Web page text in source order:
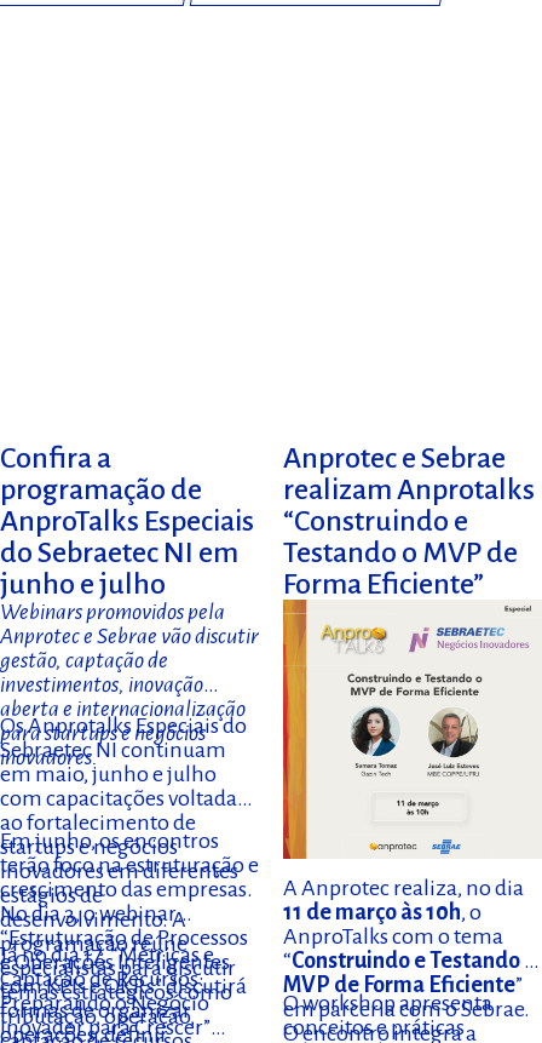
Confira a
programação de
AnproTalks Especiais
do Sebraetec NI em
junho e julho
Webinars promovidos pela
Anprotec e Sebrae vão discutir
gestão, captação de
investimentos, inovação
aberta e internacionalização
para startups e negócios
inovadores.
Os Anprotalks Especiais do
Sebraetec NI continuam
em maio, junho e julho
com capacitações voltadas
ao fortalecimento de
startups e negócios
inovadores em diferentes
estágios de
desenvolvimento. A
programação reúne
especialistas para discutir
temas estratégicos como
tributação, operação,
Em junho, os encontros
terão foco na estruturação e
crescimento das empresas.
No dia 3, o webinar
“Estruturação de Processos
e Operações Inteligentes
com KPIs e OKRs” discutirá
formas de organizar
operações, definir
Já no dia 17, “Métricas e
Captação de Recursos:
Preparando o Negócio
Inovador para Crescer”
Anprotec e Sebrae
realizam Anprotalks
“Construindo e
Testando o MVP de
Forma Eficiente”
A Anprotec realiza, no dia
11 de março às 10h, o
AnproTalks com o tema
“Construindo e Testando o
MVP de Forma Eficiente”
em parceria com o Sebrae.
O encontro integra a
O workshop apresenta
conceitos e práticas